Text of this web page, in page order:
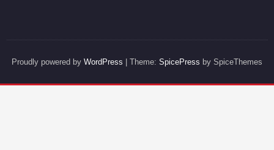
Proudly powered by WordPress | Theme: SpicePress by SpiceThemes